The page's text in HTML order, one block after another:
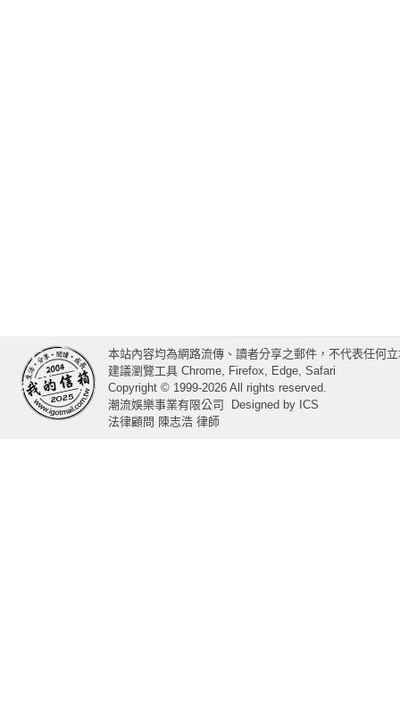
本站內容均為網路流傳、讀者分享之郵件，不代表任何
建議瀏覽工具 Chrome, Firefox, Edge, Safari
Copyright © 1999-2026 All rights reserved.
潮流娛樂事業有限公司
Designed by ICS
法律顧問 陳志浩 律師